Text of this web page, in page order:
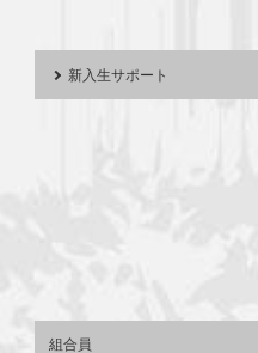
新入生サポート
組合員